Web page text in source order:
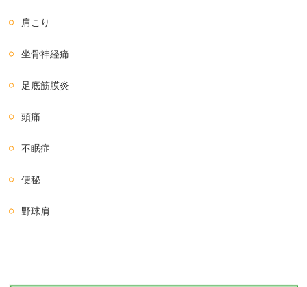
肩こり
坐骨神経痛
足底筋膜炎
頭痛
不眠症
便秘
野球肩